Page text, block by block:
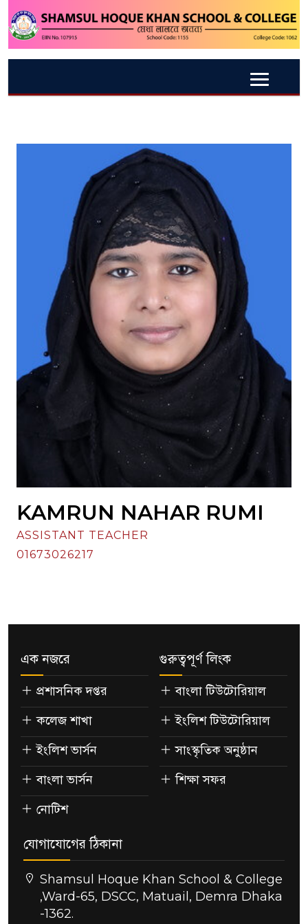
KAMRUN NAHAR RUMI
ASSISTANT TEACHER
01673026217
এক নজরে
প্রশাসনিক দপ্তর
কলেজ শাখা
ইংলিশ ভার্সন
বাংলা ভার্সন
নোটিশ
গুরুত্বপূর্ণ লিংক
বাংলা টিউটোরিয়াল
ইংলিশ টিউটোরিয়াল
সাংস্কৃতিক অনুষ্ঠান
শিক্ষা সফর
যোগাযোগের ঠিকানা
Shamsul Hoque Khan School & College
,Ward-65, DSCC, Matuail, Demra Dhaka
-1362.